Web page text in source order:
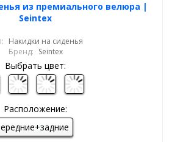
из премиального велюра |
Seintex
Накидки на сиденья
Бренд: Seintex
Выбрать цвет:
Расположение: